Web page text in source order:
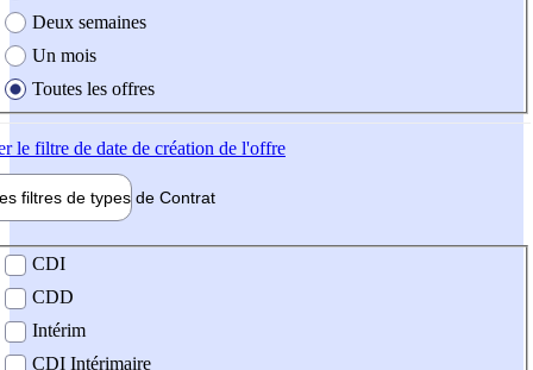
Deux semaines
Un mois
Toutes les offres
le filtre de date de création de l'offre
filtres de types de Contrat
contrat
CDI
CDD
Intérim
CDI Intérimaire